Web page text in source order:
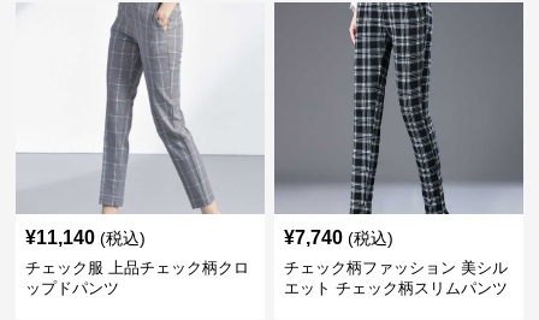
¥11,140 (税込)
チェック服 上品チェック柄クロ
ップドパンツ
¥7,740 (税込)
チェック柄ファッション 美シル
エット チェック柄スリムパンツ